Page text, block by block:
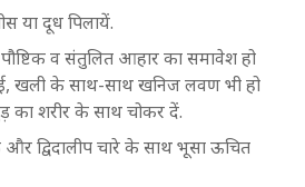
या दूध पिलायें.
व संतुलित आहार का समावेश हो
खली के साथ-साथ खनिज लवण भी हो
का शरीर के साथ चोकर दें.
द्विदालीप चारे के साथ भूसा ऊचित